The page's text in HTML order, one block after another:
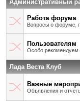
Административный
Работа форума
Вопросы о форуме,
Пользователям
Особо рекомендуем
Лада Веста Клуб
Важные
Объявления и